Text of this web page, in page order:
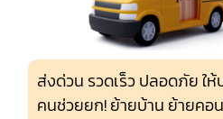
ส่งด่วน รวดเร็ว ปลอดภัย ใ
คนช่วยยก! ย้ายบ้าน ย้ายคอ